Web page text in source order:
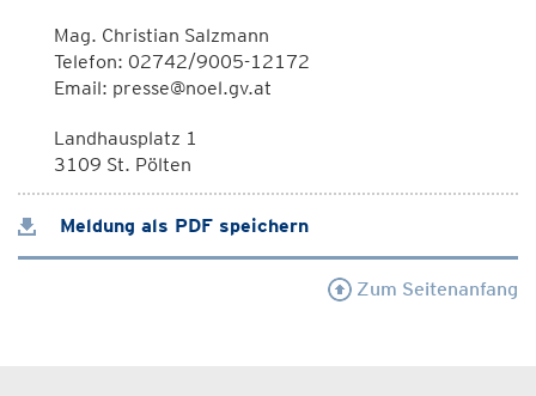
Mag. Christian Salzmann
Telefon: 02742/9005-12172
Email: presse@noel.gv.at
Landhausplatz 1
3109 St. Pölten
Meldung als PDF speichern
Zum Seitenanfang